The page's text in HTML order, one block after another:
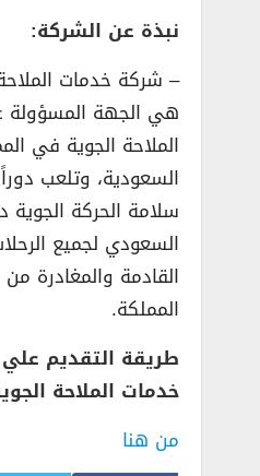
نبذة عن الشركة:
– شركة خدمات
هي الجهة المسؤولة
الملاحة الجوية في
السعودية، وتلعب
سلامة الحركة الجوية
السعودي لجميع
القادمة والمغادرة
المملكة.
طريقة التقديم
خدمات الملاحة
من هنا